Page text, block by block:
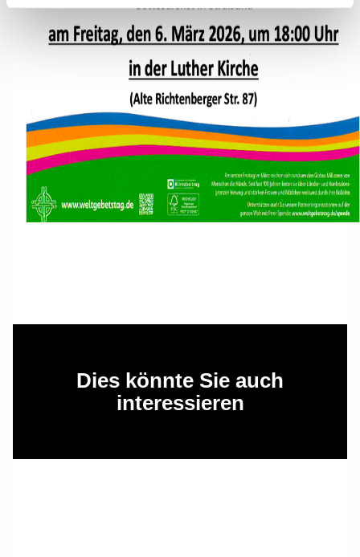
Dies könnte Sie auch
interessieren